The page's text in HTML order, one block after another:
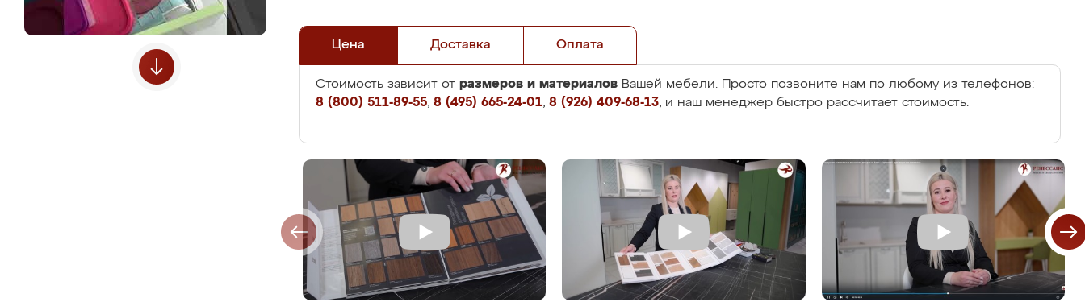
Цена Доставка Оплата
Стоимость зависит от размеров и материалов Вашей мебели. Просто позвоните нам по любому из телефонов:
8 (800) 511-89-55, 8 (495) 665-24-01, 8 (926) 409-68-13, и наш менеджер быстро рассчитает стоимость.